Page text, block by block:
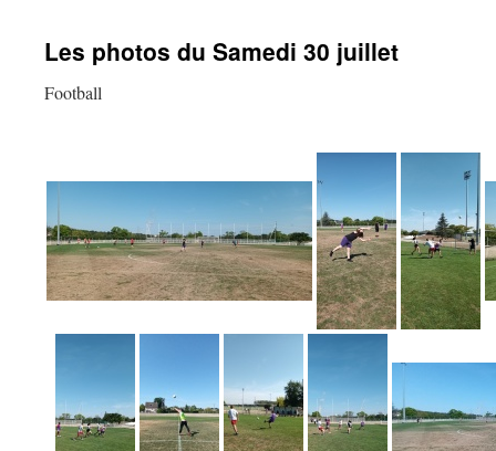
Les photos du Samedi 30 juillet
Football